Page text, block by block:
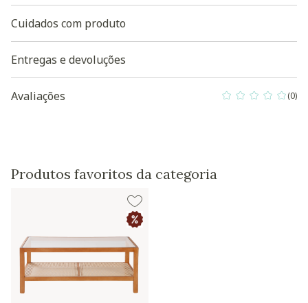
Cuidados com produto
Entregas e devoluções
Avaliações 0 out of 5 (0)
Produtos favoritos da categoria